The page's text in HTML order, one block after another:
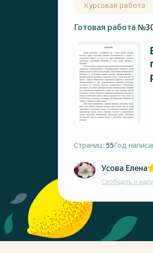
Курсовая работа
Готовая работа
Страниц: 55Год
Усова Елена
Сообщить о